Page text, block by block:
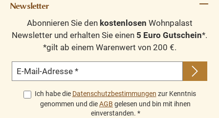
Newsletter
Abonnieren Sie den kostenlosen Wohnpalast
Newsletter und erhalten Sie einen 5 Euro Gutschein*.
*gilt ab einem Warenwert von 200 €.
E-Mail-Adresse *
Ich habe die Datenschutzbestimmungen zur Kenntnis
genommen und dieAGB gelesen und bin mit ihnen
einverstanden. *